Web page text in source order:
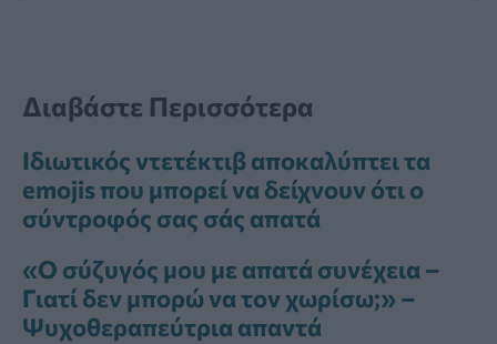
Διαβάστε Περισσότερα
Ιδιωτικός ντετέκτιβ αποκαλύπτει τα
emojis που μπορεί να δείχνουν ότι ο
σύντροφός σας σάς απατά
«Ο σύζυγός μου με απατά συνέχεια –
Γιατί δεν μπορώ να τον χωρίσω;» –
Ψυχοθεραπεύτρια απαντά